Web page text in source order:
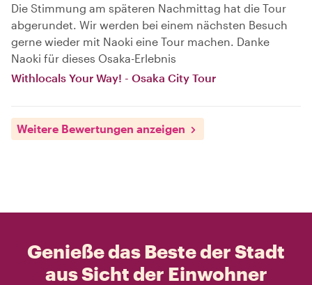
Die Stimmung am späteren Nachmittag hat die Tour
abgerundet. Wir werden bei einem nächsten Besuch
gerne wieder mit Naoki eine Tour machen. Danke
Naoki für dieses Osaka-Erlebnis
Withlocals Your Way! - Osaka City Tour
Weitere Bewertungen anzeigen
Genieße das Beste der Stadt
aus Sicht der Einwohner